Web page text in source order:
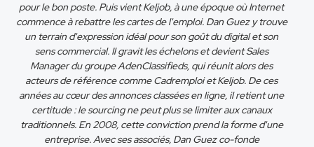
pour le bon poste. Puis vient Keljob, à une époque où Internet
commence à rebattre les cartes de l'emploi. Dan Guez y trouve
un terrain d'expression idéal pour son goût du digital et son
sens commercial. Il gravit les échelons et devient Sales
Manager du groupe AdenClassifieds, qui réunit alors des
acteurs de référence comme Cadremploi et Keljob. De ces
années au cœur des annonces classées en ligne, il retient une
certitude : le sourcing ne peut plus se limiter aux canaux
traditionnels. En 2008, cette conviction prend la forme d'une
entreprise. Avec ses associés, Dan Guez co-fonde